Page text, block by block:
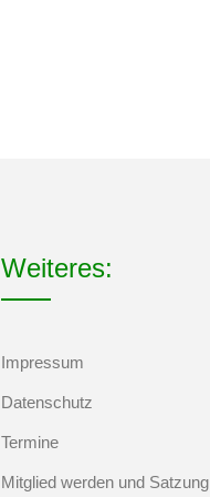
Weiteres:
Impressum
Datenschutz
Termine
Mitglied werden und Satzung